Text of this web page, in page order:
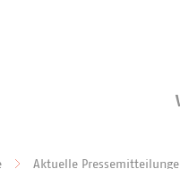
Aktuelle